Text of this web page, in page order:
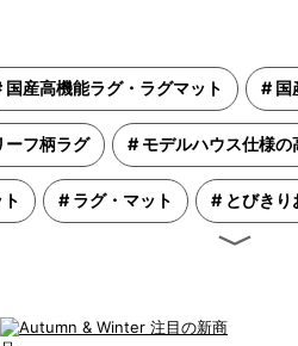
国産高機能ラグ・ラグマット 国
フ柄ラグ モデルハウス仕様の
ラグ・マット とびきり
〉